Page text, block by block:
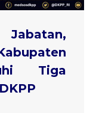
Tiga